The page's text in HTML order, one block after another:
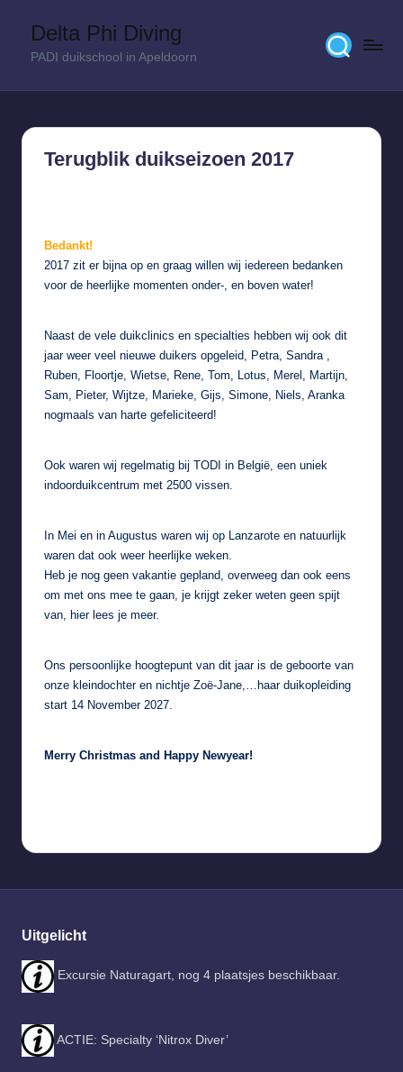
Delta Phi Diving
PADI duikschool in Apeldoorn
Terugblik duikseizoen 2017
Bedankt!
2017 zit er bijna op en graag willen wij iedereen bedanken
voor de heerlijke momenten onder-, en boven water!
Naast de vele duikclinics en specialties hebben wij ook dit
jaar weer veel nieuwe duikers opgeleid, Petra, Sandra ,
Ruben, Floortje, Wietse, Rene, Tom, Lotus, Merel, Martijn,
Sam, Pieter, Wijtze, Marieke, Gijs, Simone, Niels, Aranka
nogmaals van harte gefeliciteerd!
Ook waren wij regelmatig bij TODI in België , een uniek
indoorduikcentrum met 2500 vissen.
In Mei en in Augustus waren wij op Lanzarote en natuurlijk
waren dat ook weer heerlijke weken.
Heb je nog geen vakantie gepland, overweeg dan ook eens
om met ons mee te gaan, je krijgt zeker weten geen spijt
van, hierlees je meer.
Ons persoonlijke hoogtepunt van dit jaar is de geboorte van
onze kleindochter en nichtje Zoë-Jane ,…haar duikopleiding
start 14 November 2027.
Merry Christmas and Happy Newyear!
Uitgelicht
Excursie Naturagart, nog 4 plaatsjes beschikbaar.
ACTIE: Specialty ‘Nitrox Diver’